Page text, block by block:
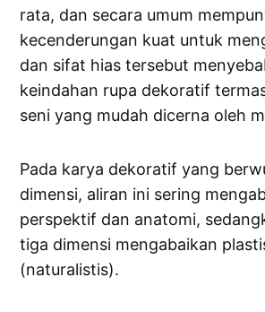
rata, dan secara umum
kecenderungan kuat untuk
dan sifat hias tersebut
keindahan rupa dekoratif
seni yang mudah dicerna oleh
Pada karya dekoratif yang
dimensi, aliran ini sering
perspektif dan anatomi,
tiga dimensi mengabaikan
(naturalistis).